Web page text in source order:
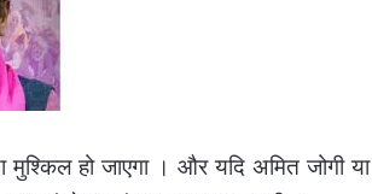
मुश्किल हो जाएगा । और यदि अमित जोगी या